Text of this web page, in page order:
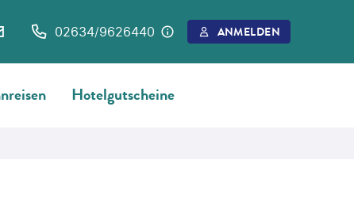
02634/9626440 ANMELDEN
Hotelgutscheine